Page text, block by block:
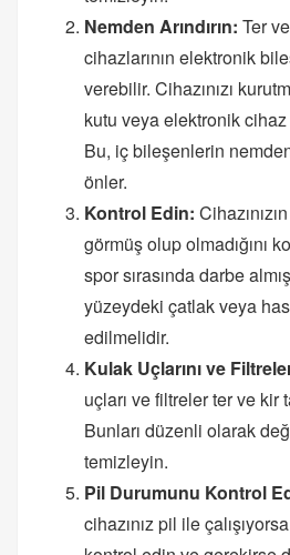
Nemden Arındırın: Ter
cihazlarının elektronik
verebilir. Cihazınızı
kutu veya elektronik
Bu, iç bileşenlerin
önler.
Kontrol Edin:
görmüş olup olmadığını
spor sırasında darbe
yüzeydeki çatlak veya
edilmelidir.
Kulak Uçlarını ve
uçları ve filtreler ter ve kir
Bunları düzenli olarak
temizleyin.
Pil Durumunu Kontrol
cihazınız pil ile